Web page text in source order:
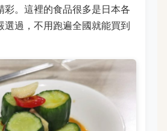
彩。這裡的食品很多是日本各
選過，不用跑遍全國就能買到